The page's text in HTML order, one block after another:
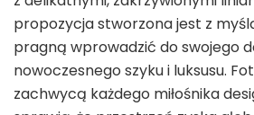
propozycja stworzona jest z
pragną wprowadzić do swojego
nowoczesnego szyku i luksusu.
zachwycą każdego miłośnika